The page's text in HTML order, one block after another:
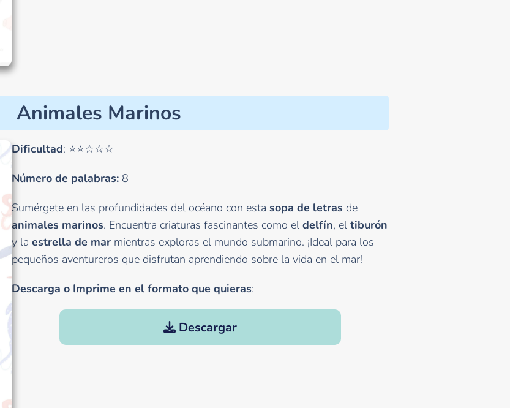
Animales Marinos
Dificultad: ⭐⭐☆☆☆
Número de palabras:8
Sumérgete en las profundidades del océano con esta sopa de letrasde
animales marinos. Encuentra criaturas fascinantes como el delfín, el tiburón
y la estrella de marmientras exploras el mundo submarino. ¡Ideal para los
pequeños aventureros que disfrutan aprendiendo sobre la vida en el mar!
Descarga o Imprime en el formato que quieras:
Descargar